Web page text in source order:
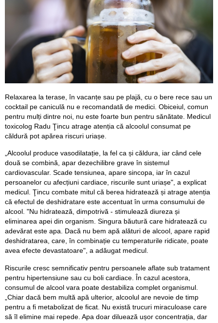
Relaxarea la terase, în vacanțe sau pe plajă, cu o bere rece sau un
cocktail pe caniculă nu e recomandată de medici. Obiceiul, comun
pentru mulți dintre noi, nu este foarte bun pentru sănătate. Medicul
toxicolog Radu Ţincu atrage atenția că alcoolul consumat pe
căldură pot apărea riscuri uriașe.
„Alcoolul produce vasodilatație, la fel ca și căldura, iar când cele
două se combină, apar dezechilibre grave în sistemul
cardiovascular. Scade tensiunea, apare sincopa, iar în cazul
persoanelor cu afecțiuni cardiace, riscurile sunt uriașe", a explicat
medicul. Ţincu combate mitul că berea hidratează și atrage atenția
că efectul de deshidratare este accentuat în urma consumului de
alcool. "Nu hidratează, dimpotrivă - stimulează diureza și
eliminarea apei din organism. Singura băutură care hidratează cu
adevărat este apa. Dacă nu bem apă alături de alcool, apare rapid
deshidratarea, care, în combinație cu temperaturile ridicate, poate
avea efecte devastatoare", a adăugat medicul.
Riscurile cresc semnificativ pentru persoanele aflate sub tratament
pentru hipertensiune sau cu boli cardiace. În cazul acestora,
consumul de alcool vara poate destabiliza complet organismul.
„Chiar dacă bem multă apă ulterior, alcoolul are nevoie de timp
pentru a fi metabolizat de ficat. Nu există trucuri miraculoase care
să îl elimine mai repede. Apa doar diluează ușor concentrația, dar